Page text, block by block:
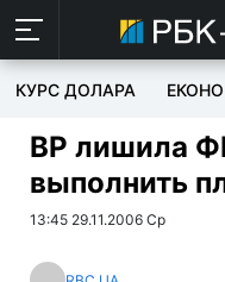
КУРС ДОЛАРА
ВР лишила
выполнить
13:45 29.11.2006 Ср